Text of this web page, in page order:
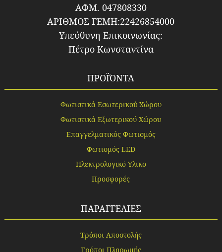
ΑΦΜ. 047808330
ΑΡΙΘΜΟΣ ΓΕΜΗ:22426854000
Υπεύθυνη Επικοινωνίας:
Πέτρο Κωνσταντίνα
ΠΡΟΪΌΝΤΑ
Φωτιστικά Εσωτερικού Χώρου
Φωτιστικά Εξωτερικού Χώρου
Επαγγελματικός Φωτισμός
Φωτισμός LED
Ηλεκτρολογικό Υλικο
Προσφορές
ΠΑΡΑΓΓΕΛΙΕΣ
Τρόποι Αποστολής
Τρόποι Πληρωμής